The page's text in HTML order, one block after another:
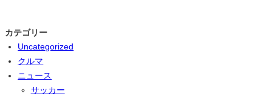
カテゴリー
Uncategorized
クルマ
ニュース
サッカー